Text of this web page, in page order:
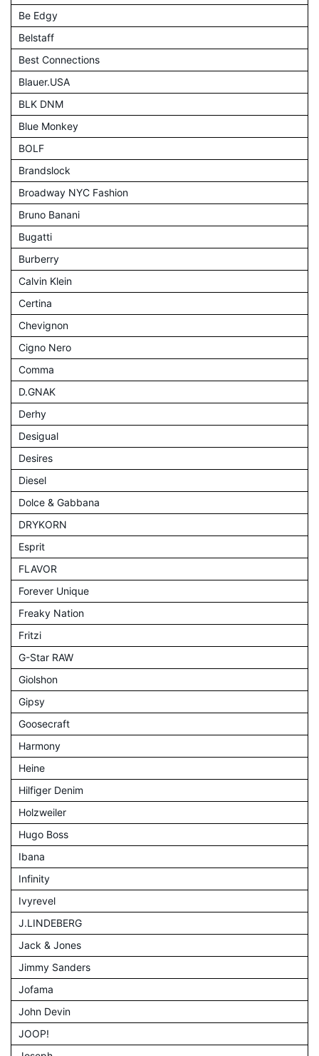
Be Edgy
Belstaff
Best Connections
Blauer.USA
BLK DNM
Blue Monkey
BOLF
Brandslock
Broadway NYC Fashion
Bruno Banani
Bugatti
Burberry
Calvin Klein
Certina
Chevignon
Cigno Nero
Comma
D.GNAK
Derhy
Desigual
Desires
Diesel
Dolce & Gabbana
DRYKORN
Esprit
FLAVOR
Forever Unique
Freaky Nation
Fritzi
G-Star RAW
Giolshon
Gipsy
Goosecraft
Harmony
Heine
Hilfiger Denim
Holzweiler
Hugo Boss
Ibana
Infinity
Ivyrevel
J.LINDEBERG
Jack & Jones
Jimmy Sanders
Jofama
John Devin
JOOP!